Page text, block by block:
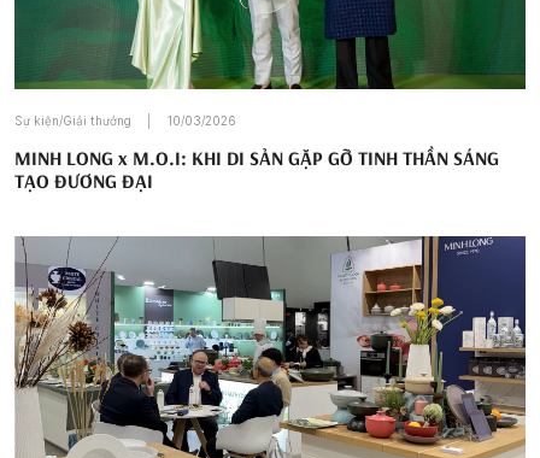
Sự kiện/Giải thưởng 10/03/2026
MINH LONG x M.O.I: KHI DI SẢN GẶP GỠ TINH THẦN SÁNG
TẠO ĐƯƠNG ĐẠI